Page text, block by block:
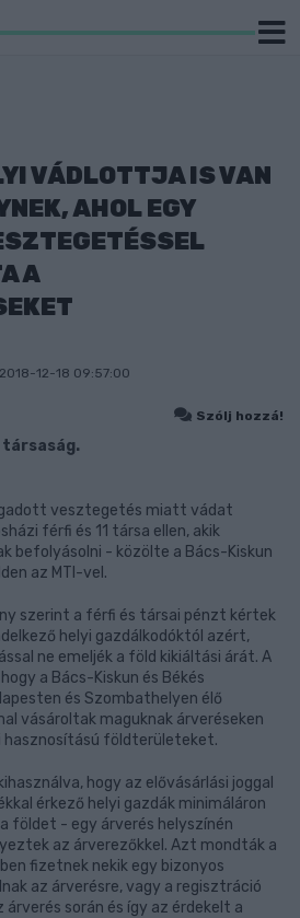
VÁDLOTTJA IS VAN
AHOL EGY
A
2018-12-18 09:57:00
Szólj hozzá!
vesztegetés miatt vádat
férfi és 11 társa ellen, akik
befolyásolni - közölte a Bács-Kiskun
az MTI-vel.
szerint a férfi és társai pénzt kértek
helyi gazdálkodóktól azért,
ne emeljék a föld kikiáltási árát. A
a Bács-Kiskun és Békés
és Szombathelyen élő
vásároltak maguknak árveréseken
hasznosítású földterületeket.
hogy az elővásárlási joggal
érkező helyi gazdák minimáláron
földet - egy árverés helyszínén
az árverezőkkel. Azt mondták a
fizetnek nekik egy bizonyos
az árverésre, vagy a regisztráció
során és így az érdekelt a